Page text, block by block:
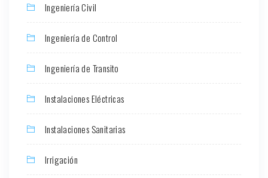
Ingeniería Civil
Ingeniería de Control
Ingeniería de Transito
Instalaciones Eléctricas
Instalaciones Sanitarias
Irrigación